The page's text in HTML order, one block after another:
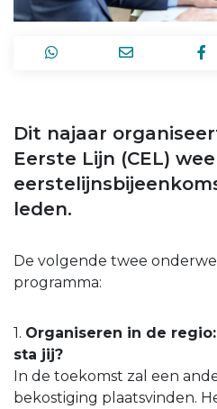
Dit najaar
Eerste Lijn (CEL)
leden.
De volgende twee
programma:
1. Organiseren in de
sta jij?
In de toekomst zal een
bekostiging plaatsvinden.